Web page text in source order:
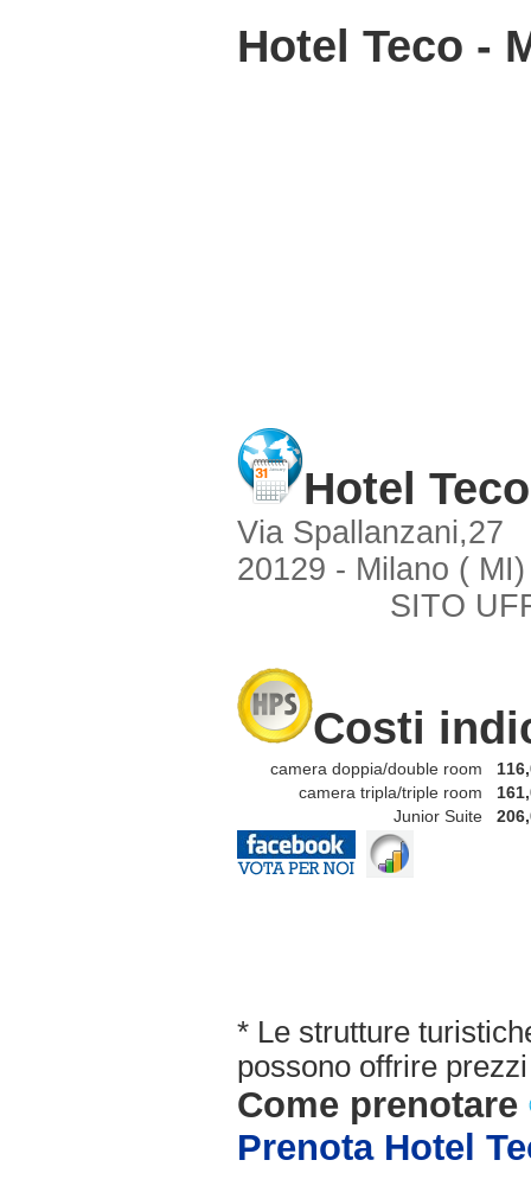
Hotel Teco -
Hotel Teco
Via Spallanzani,27
20129 - Milano ( MI)
SITO
Costi
camera doppia/double room
camera tripla/triple room
Junior Suite
* Le strutture
possono offrire
Come prenotare
Prenota Hotel